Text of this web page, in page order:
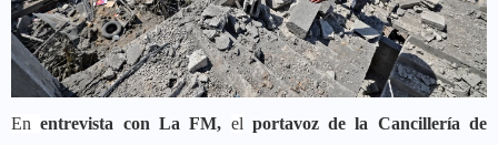
En entrevista con La FM, el portavoz de la Cancillería de